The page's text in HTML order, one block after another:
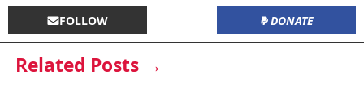
FOLLOW DONATE
Related Posts →